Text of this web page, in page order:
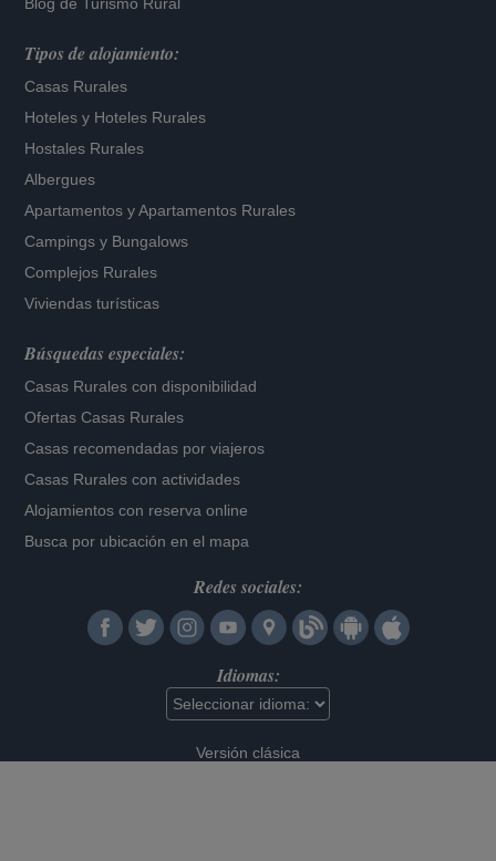
Tipos de alojamiento:
Casas Rurales
Hoteles y Hoteles Rurales
Hostales Rurales
Albergues
Apartamentos yApartamentos Rurales
Campings y Bungalows
Complejos Rurales
Viviendas turísticas
Búsquedas especiales:
Casas Rurales con disponibilidad
Ofertas Casas Rurales
Casas recomendadas por viajeros
Casas Rurales con actividades
Alojamientos con reserva online
Busca por ubicación en el mapa
Redes sociales:
Idiomas:
Versión clásica